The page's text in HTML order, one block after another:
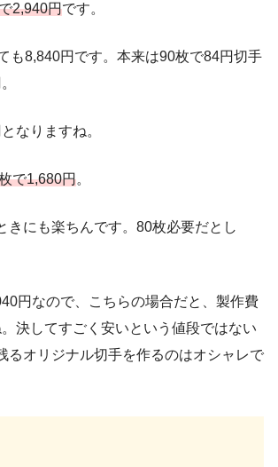
2,940円です。
も8,840円です。本来は90枚で84円切手
なりますね。
で1,680円。
きにも楽ちんです。80枚必要だとし
円なので、こちらの場合だと、製作費
決してすごく安いという値段ではない
るオリジナル切手を作るのはオシャレで